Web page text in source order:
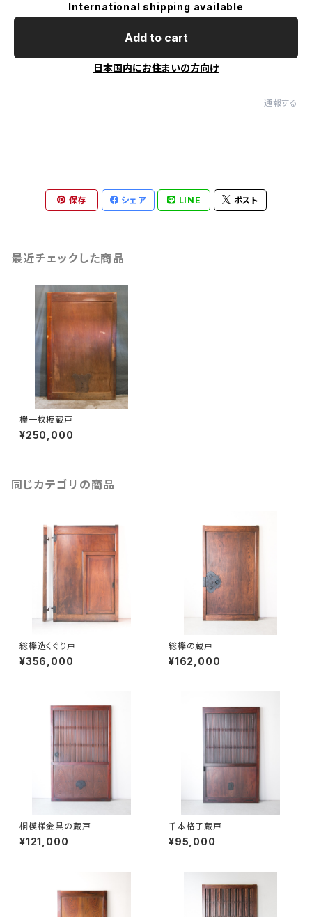
International shipping available
Add to cart
日本国内にお住まいの方向け
通報する
保存 シェア LINE ポスト
最近チェックした商品
欅一枚板蔵戸
¥250,000
同じカテゴリの商品
総欅造くぐり戸
¥356,000
総欅の蔵戸
¥162,000
桐模様金具の蔵戸
¥121,000
千本格子蔵戸
¥95,000